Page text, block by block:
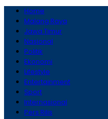
Home
Malang Raya
Jawa Timur
Nasional
Politik
Ekonomi
Lifestyle
Entertainment
Sport
Internasional
Pers Rilis